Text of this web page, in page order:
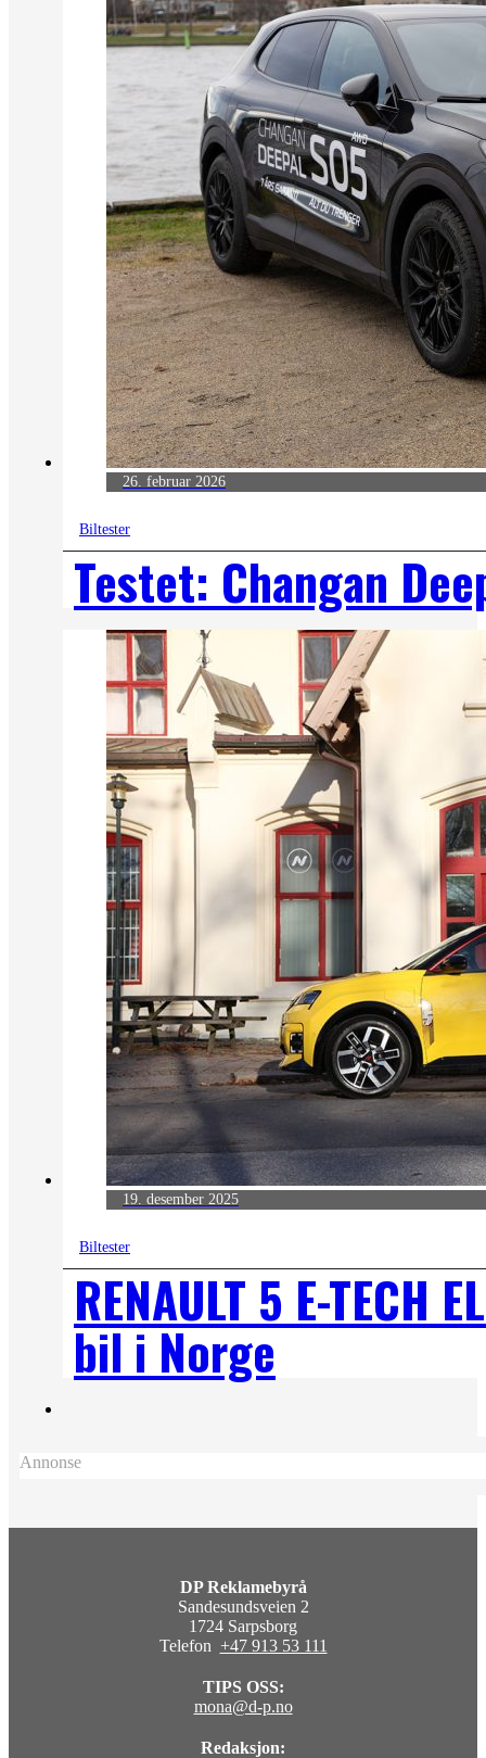
26. februar 2026
Biltester
Testet: Changan
19. desember 2025
Biltester
RENAULT 5 E-TECH
bil i Norge
Annonse
DP Reklamebyrå
Sandesundsveien 2
1724 Sarpsborg
Telefon +47 913 53 111
TIPS OSS:
mona@d-p.no
Redaksjon: